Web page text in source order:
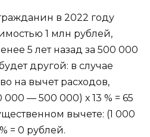
в 2022 году
1 млн рублей,
5 лет назад за 500 000
другой: в случае
на вычет расходов,
000 — 500 000) х 13 % = 65
вычете: (1 000
= 0 рублей.